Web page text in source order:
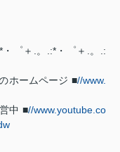
・゜＋.。.:*・゜＋.。.:
ホームページ ■//www.
中 ■//www.youtube.co